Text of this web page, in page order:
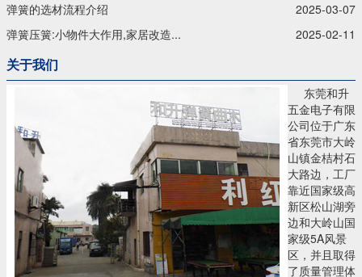
弹簧的选材流程介绍
2025-03-07
弹簧压簧:小物件大作用,家居改造...
2025-02-11
关于我们
东莞和升
五金电子有限
公司位于广东
省东莞市大岭
山镇金桔村石
大路边，工厂
靠近国家级高
新区松山湖旁
边和大岭山国
家级5A风景
区，并且取得
了质量管理体